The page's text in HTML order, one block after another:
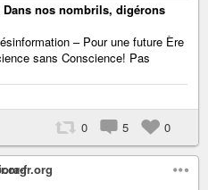
Dans nos nombrils, digérons
– Pour une future Ère
sans Conscience! Pas
0 5 0
fr.org